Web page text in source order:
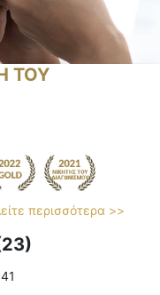
ΤΟΥ
περισσότερα >>